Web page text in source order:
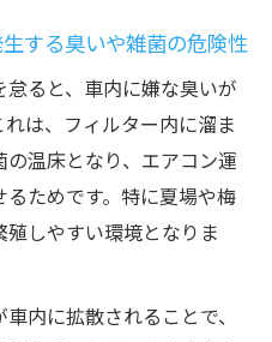
する臭いや雑菌の危険性
ると、車内に嫌な臭いが
は、フィルター内に溜ま
温床となり、エアコン運
ためです。特に夏場や梅
しやすい環境となりま
内に拡散されることで、